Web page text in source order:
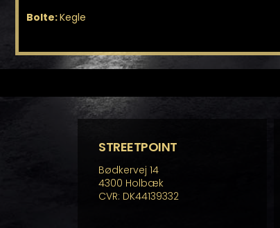
Bolte:Kegle
STREETPOINT
Bødkervej 14
4300 Holbæk
CVR: DK44139332